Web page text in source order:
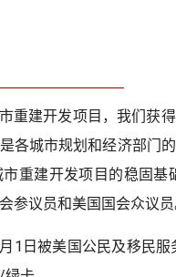
建开发项目，我们获
各城市规划和经济部门
重建开发项目的稳固
参议员和美国国会众议
日被美国公民及移民服